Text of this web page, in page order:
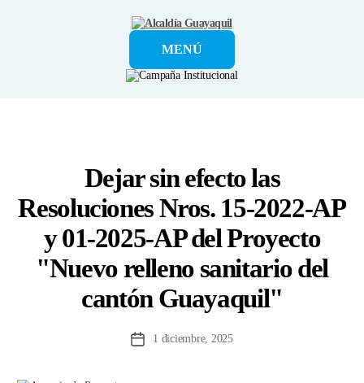
Alcaldía
GuayaquilMENÚ
Dejar sin efecto las
Resoluciones Nros. 15-2022-AP
y 01-2025-AP del Proyecto
"Nuevo relleno sanitario del
cantón Guayaquil"
Fecha1 diciembre, 2025